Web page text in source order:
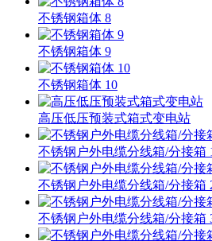
不锈钢箱体 8
不锈钢箱体 9
不锈钢箱体 10
高压低压预装式箱式变电站
不锈钢户外电缆分线箱/分接箱
不锈钢户外电缆分线箱/分接箱
不锈钢户外电缆分线箱/分接箱